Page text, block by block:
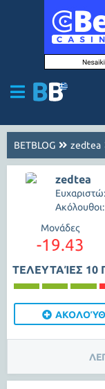
BETBLOG zedtea
zedtea
Μονάδες
-19.43
ΤΕΛΕΥΤΑΊΕΣ 10